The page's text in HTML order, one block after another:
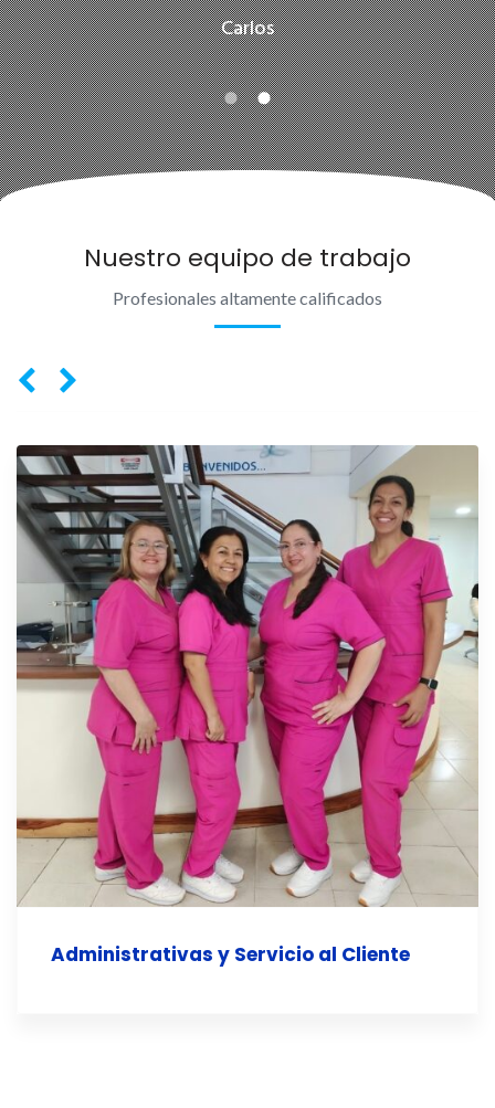
Carlos
Nuestro equipo de trabajo
Profesionales altamente calificados
Administrativas y Servicio al Cliente